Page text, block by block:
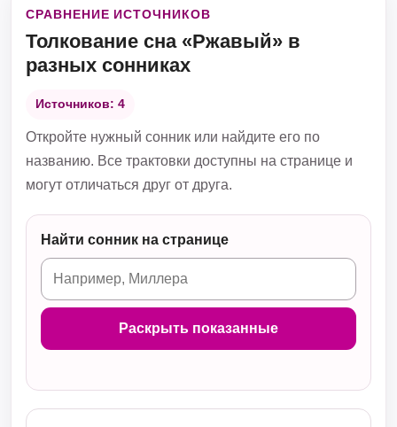
СРАВНЕНИЕ ИСТОЧНИКОВ
Толкование сна «Ржавый» в
разных сонниках
Источников: 4
Откройте нужный сонник или найдите его по
названию. Все трактовки доступны на странице и
могут отличаться друг от друга.
Найти сонник на странице
Раскрыть показанные